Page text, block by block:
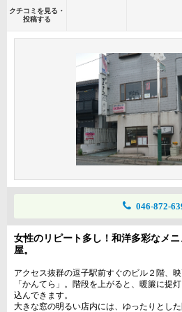
クチコミを見る・
投稿する
046-872-
女性のリピート多し！和洋多彩なメ
屋。
アクセス抜群の逗子駅前すぐのビル２階、
「かんてら」。階段を上がると、暖簾に提
込んできます。
大きな窓の明るい店内には、ゆったりとし